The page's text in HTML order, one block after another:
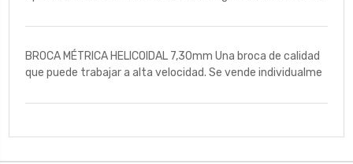
BROCA MÉTRICA HELICOIDAL 7,30mm Una broca de calidad
que puede trabajar a alta velocidad. Se vende individualme